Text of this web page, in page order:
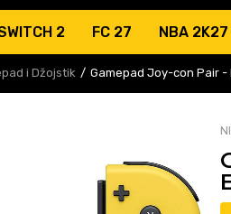
2 FC 27 NBA 2K27
i Džojstik Gamepad Joy-con Pair -